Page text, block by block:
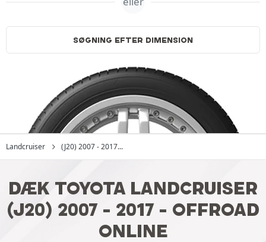
SØGNING EFTER DIMENSION
Landcruiser (J20) 2007 - 2017...
DÆK TOYOTA LANDCRUISER
(J20) 2007 - 2017 - OFFROAD
ONLINE